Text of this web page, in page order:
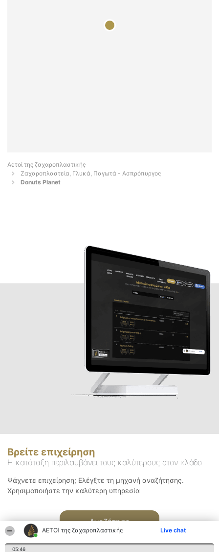
ΑΕΤΟΊ της ζαχαροπλαστικής Live chat
05:46
Αετοί της ζαχαροπλαστικής
Ζαχαροπλαστεία, Γλυκά, Παγωτά - Ασπρόπυργος
Donuts Planet
Βρείτε επιχείρηση
Η κατάταξη περιλαμβάνει τους καλύτερους στον κλάδο
Ψάχνετε επιχείρηση; Ελέγξτε τη μηχανή αναζήτησης.
Χρησιμοποιήστε την καλύτερη υπηρεσία
Αναζήτηση